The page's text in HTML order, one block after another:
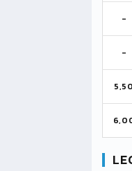
-
-
5,50